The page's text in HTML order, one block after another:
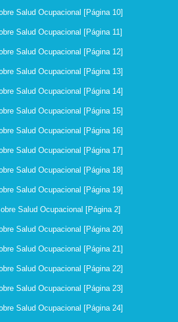
Salud Ocupacional [Página 10]
Salud Ocupacional [Página 11]
Salud Ocupacional [Página 12]
Salud Ocupacional [Página 13]
Salud Ocupacional [Página 14]
Salud Ocupacional [Página 15]
Salud Ocupacional [Página 16]
Salud Ocupacional [Página 17]
Salud Ocupacional [Página 18]
Salud Ocupacional [Página 19]
Salud Ocupacional [Página 2]
Salud Ocupacional [Página 20]
Salud Ocupacional [Página 21]
Salud Ocupacional [Página 22]
Salud Ocupacional [Página 23]
Salud Ocupacional [Página 24]